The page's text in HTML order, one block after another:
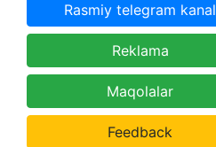
Rasmiy telegram kanal
Reklama
Maqolalar
Feedback